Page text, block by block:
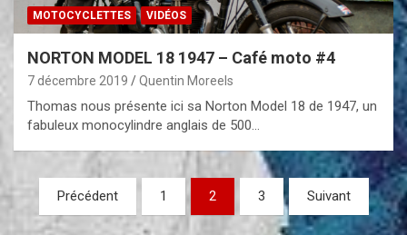
MOTOCYCLETTES VIDÉOS
NORTON MODEL 18 1947 – Café moto #4
7 décembre 2019 Quentin Moreels
Thomas nous présente ici sa Norton Model 18 de 1947, un
fabuleux monocylindre anglais de 500…
Pagination
des
Précédent 1 2 3 Suivant